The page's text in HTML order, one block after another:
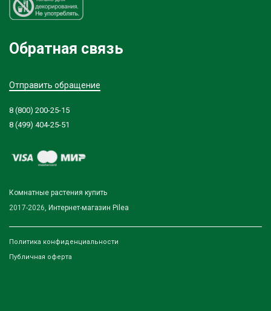
Обратная связь
Отправить обращение
8 (800) 200-25-15
8 (499) 404-25-51
Комнатные растения купить
2017-2026, Интернет-магазин Pilea
Политика конфиденциальности
Публичная оферта